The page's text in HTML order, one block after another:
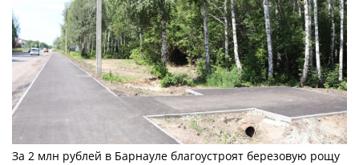
За 2 млн рублей в Барнауле благоустроят березовую рощу